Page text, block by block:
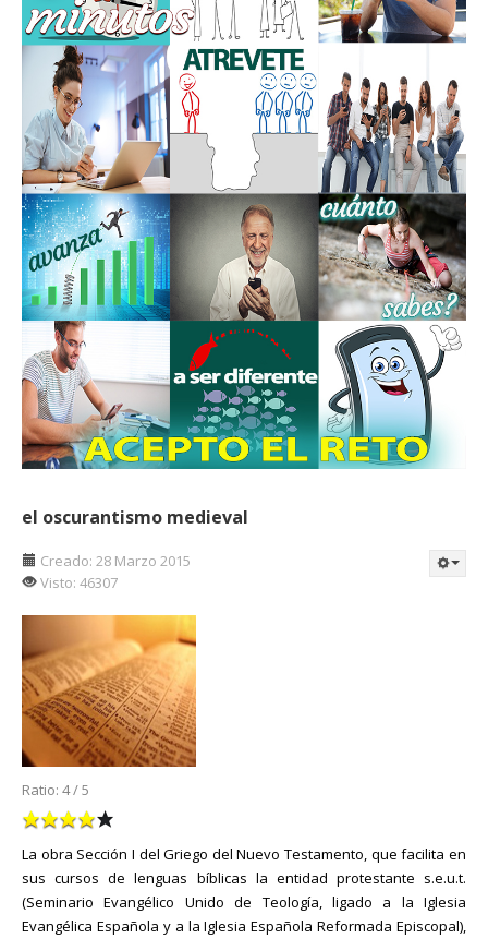
el oscurantismo medieval
Creado: 28 Marzo 2015
Visto: 46307
Ratio: 4/5
La obra Sección I del Griego del Nuevo Testamento, que facilita en
sus cursos de lenguas bíblicas la entidad protestante s.e.u.t.
(Seminario Evangélico Unido de Teología, ligado a la Iglesia
Evangélica Española y a la Iglesia Española Reformada Episcopal),